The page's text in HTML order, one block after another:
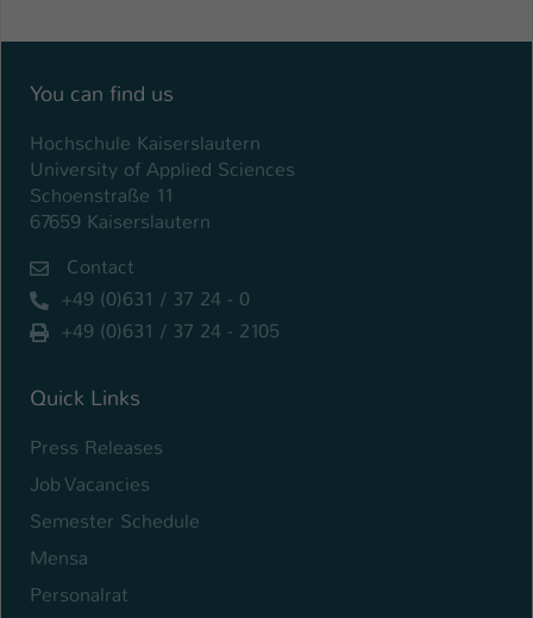
You can find us
Hochschule Kaiserslautern
University of Applied Sciences
Schoenstraße 11
67659 Kaiserslautern
Contact
+49 (0)631 / 37 24 - 0
+49 (0)631 / 37 24 - 2105
Quick Links
Press Releases
Job Vacancies
Semester Schedule
Mensa
Personalrat